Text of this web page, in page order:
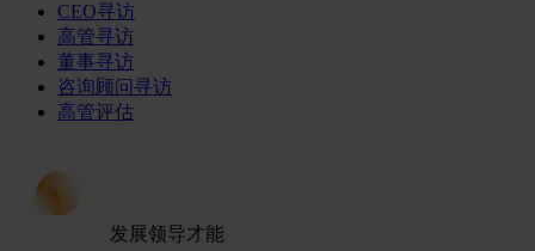
CEO寻访
高管寻访
董事寻访
咨询顾问寻访
高管评估
发展领导才能